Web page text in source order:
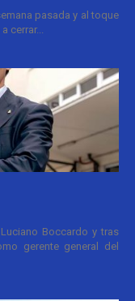
pasada y al toque
cerrar...
Boccardo y tras
gerente general del